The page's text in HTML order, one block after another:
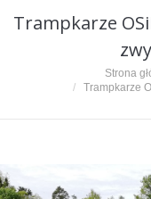
Trampkarze
Strona
Trampkarze